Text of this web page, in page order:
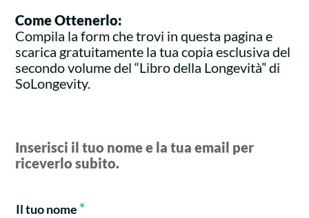
Come Ottenerlo:
Compila la form che trovi in questa pagina e
scarica gratuitamente la tua copia esclusiva del
secondo volume del “Libro della Longevità” di
SoLongevity.
Inserisci il tuo nome e la tua email per
riceverlo subito.
Il tuo nome *